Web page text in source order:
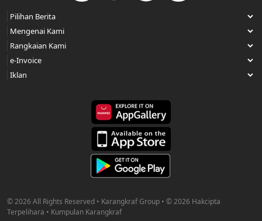
© 2026 All Rights Reserved • Karangkraf Group • © 2026 Hakcipta
Terpelihara • Kumpulan Karangkraf